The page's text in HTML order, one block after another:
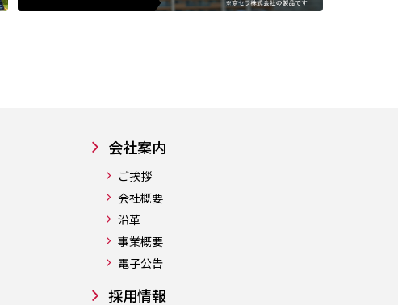
会社案内
ご挨拶
会社概要
沿革
事業概要
電子公告
採用情報